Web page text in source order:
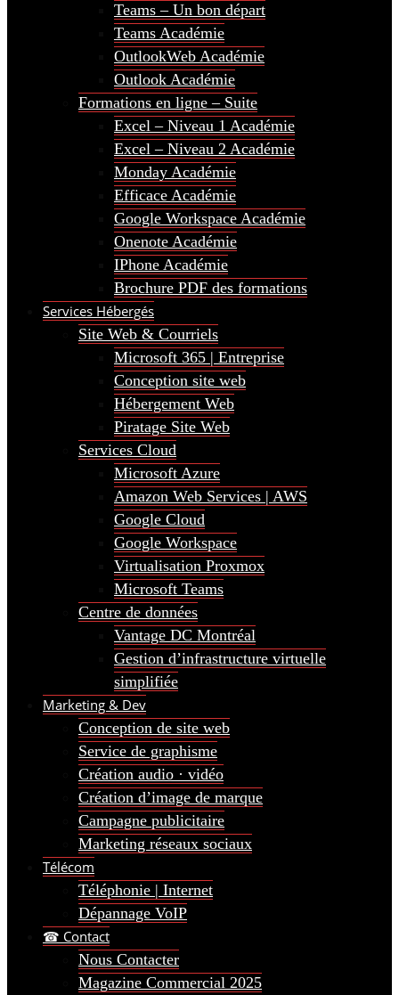
Teams – Un bon départ
Teams Académie
OutlookWeb Académie
Outlook Académie
Formations en ligne – Suite
Excel – Niveau 1 Académie
Excel – Niveau 2 Académie
Monday Académie
Efficace Académie
Google Workspace Académie
Onenote Académie
IPhone Académie
Brochure PDF des formations
Services Hébergés
Site Web & Courriels
Microsoft 365 | Entreprise
Conception site web
Hébergement Web
Piratage Site Web
Services Cloud
Microsoft Azure
Amazon Web Services | AWS
Google Cloud
Google Workspace
Virtualisation Proxmox
Microsoft Teams
Centre de données
Vantage DC Montréal
Gestion d’infrastructure virtuelle
simplifiée
Marketing & Dev
Conception de site web
Service de graphisme
Création audio · vidéo
Création d’image de marque
Campagne publicitaire
Marketing réseaux sociaux
Télécom
Téléphonie | Internet
Dépannage VoIP
☎ Contact
Nous Contacter
Magazine Commercial 2025